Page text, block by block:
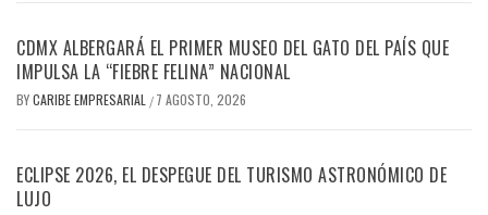
CDMX ALBERGARÁ EL PRIMER MUSEO DEL GATO DEL PAÍS QUE
IMPULSA LA “FIEBRE FELINA” NACIONAL
BYCARIBE EMPRESARIAL / 7 AGOSTO, 2026
ECLIPSE 2026, EL DESPEGUE DEL TURISMO ASTRONÓMICO DE
LUJO